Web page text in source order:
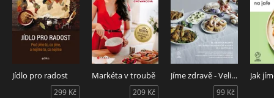
Jídlo pro radost
299 Kč
Markéta v troubě
209 Kč
Jíme zdravě - Velikonoční speciál
99 Kč